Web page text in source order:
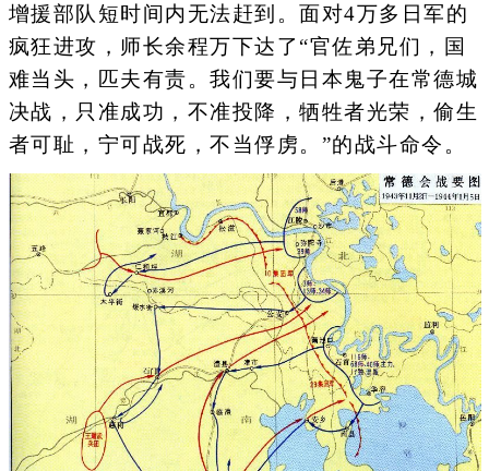
增援部队短时间内无法赶到。面对4万多日军的
疯狂进攻，师长余程万下达了“官佐弟兄们，国
难当头，匹夫有责。我们要与日本鬼子在常德城
决战，只准成功，不准投降，牺牲者光荣，偷生
者可耻，宁可战死，不当俘虏。”的战斗命令。